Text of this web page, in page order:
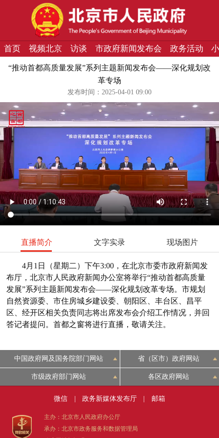
首页 视频北京 访谈 市政府新闻发布会 政务活动
“推动首都高质量发展”系列主题新闻发布会——深化规划改
革专场
发布时间：2025-04-01 09:00
直播简介 文字实录 现场图片
4月1日（星期二）下午3:00，在北京市委市政府新闻发
布厅，北京市人民政府新闻办公室将举行“推动首都高质量
发展”系列主题新闻发布会——深化规划改革专场。市规划
自然资源委、市住房城乡建设委、朝阳区、丰台区、昌平
区、经开区相关负责同志将出席发布会介绍工作情况，并回
答记者提问。首都之窗将进行直播，敬请关注。
中国政府网及国务院部门网站 省（区市）政府网站
市级政府部门网站 各区政府网站
微信 政务新媒体发布厅 邮箱
主办：北京市人民政府办公厅
承办：北京市政务服务和数据管理局